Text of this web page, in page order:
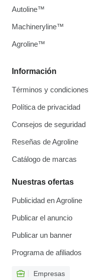
Información
Términos y condiciones
Política de privacidad
Consejos de seguridad
Reseñas de Agroline
Catálogo de marcas
Nuestras ofertas
Publicidad en Agroline
Publicar el anuncio
Publicar un banner
Programa de afiliados
Empresas
Autoline™
Machineryline™
Agroline™